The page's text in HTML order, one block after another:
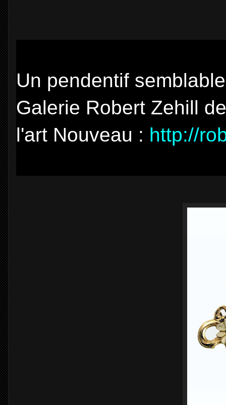
Un pendentif
Galerie Robert Zehill
l'art Nouveau : http://